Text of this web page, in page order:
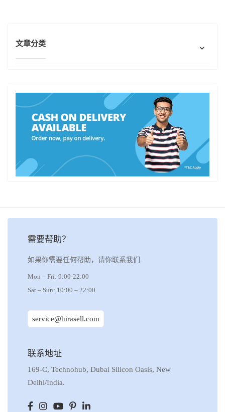
文章分类
需要帮助？
如果你需要任何帮助，请你联系我们.
Mon – Fri: 9:00-22:00
Sat – Sun: 10:00 – 22:00
service@hirasell.com
联系地址
169-C, Technohub, Dubai Silicon Oasis, New
Delhi/India.